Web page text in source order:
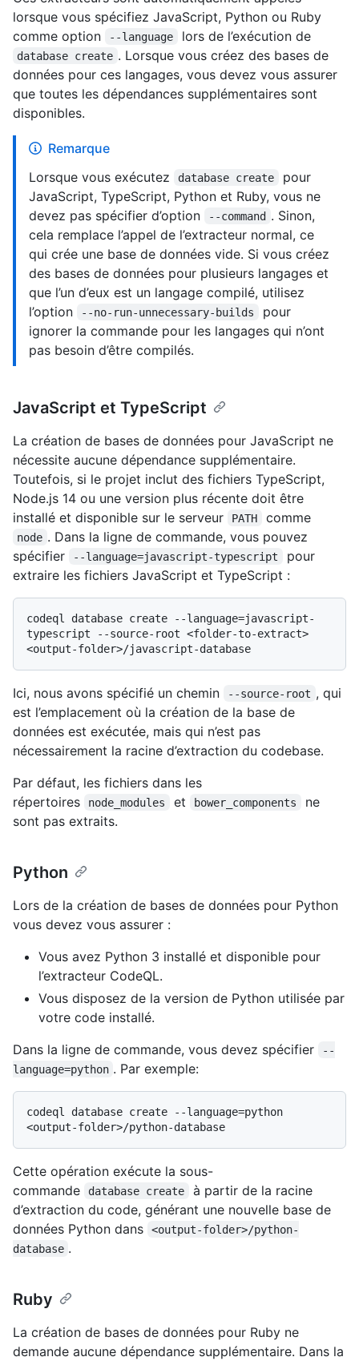
lorsque vous spécifiez JavaScript, Python ou Ruby
comme option
--language lors de l’exécution de
database create . Lorsque vous créez des bases de
données pour ces langages, vous devez vous assurer
que toutes les dépendances supplémentaires sont
disponibles.
Remarque
Lorsque vous exécutez
database create
pour
JavaScript, TypeScript, Python et Ruby, vous ne
devez pas spécifier d’option
--command . Sinon,
cela remplace l’appel de l’extracteur normal, ce
qui crée une base de données vide. Si vous créez
des bases de données pour plusieurs langages et
que l’un d’eux est un langage compilé, utilisez
l’option
--no-run-unnecessary-builds
pour
ignorer la commande pour les langages qui n’ont
pas besoin d’être compilés.
JavaScript et TypeScript
La création de bases de données pour JavaScript ne
nécessite aucune dépendance supplémentaire.
Toutefois, si le projet inclut des fichiers TypeScript,
Node.js 14 ou une version plus récente doit être
installé et disponible sur le serveur
PATH comme
node . Dans la ligne de commande, vous pouvez
spécifier
--language=javascript-typescript
pour
extraire les fichiers JavaScript et TypeScript :
codeql database create --language=javascript-
typescript --source-root <folder-to-extract>
Ici, nous avons spécifié un chemin --source-root , qui
est l’emplacement où la création de la base de
données est exécutée, mais qui n’est pas
nécessairement la racine d’extraction du codebase.
Par défaut, les fichiers dans les
répertoires
node_modules et bower_components
ne
sont pas extraits.
Python
Lors de la création de bases de données pour Python
vous devez vous assurer :
Vous avez Python 3 installé et disponible pour
l’extracteur CodeQL.
Vous disposez de la version de Python utilisée par
votre code installé.
Dans la ligne de commande, vous devez spécifier
--
language=python . Par exemple:
codeql database create --language=python
Cette opération exécute la sous-
commande
database create
à partir de la racine
d’extraction du code, générant une nouvelle base de
données Python dans
<output-folder>/python-
database .
Ruby
La création de bases de données pour Ruby ne
demande aucune dépendance supplémentaire. Dans la